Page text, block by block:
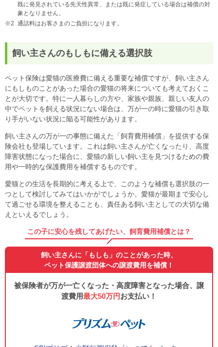
既に発見されている先天性異常、または既に発症している場合は補償の対
象となりません。
通話料はお客さまのご負担になります。
飼い主さんのもしもに備える選択肢
ペット保険は愛猫の医療費に備える重要な補償ですが、飼い主さん
にもしものことがあった場合の愛猫の将来についても考えておくこ
とが大切です。特に一人暮らしの方や、家族や親族、親しい友人の
中でペットを飼える状況にない場合は、万が一の時に愛猫の引き取
り手がいない状況に陥る可能性があります。
飼い主さんの万が一の事態に備えた「飼育費用補償」を提供する保
険会社も登場しています。これは飼い主さんが亡くなったり、高度
障害状態になった場合に、愛猫の新しい飼い主を見つけるための費
用や一時的な保護費用を補償するものです。
愛猫との生活を長期的に考える上で、このような補償も選択肢の一
つとして検討してみてはいかがでしょうか。愛猫が最期まで安心し
て過ごせる環境を整えることも、責任ある飼い主としての大切な備
えといえるでしょう。
この子に安心を残してあげたい、飼育費用補償とは？
飼い主さんに「もしも」のことがあった時、
ペット保護譲渡団体への譲渡費用を補償！
被保険者が万が一亡くなった・高度障害となった場合、譲
渡費用最大50万円お支払い！